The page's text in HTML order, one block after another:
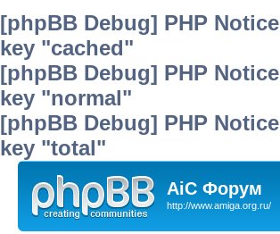
[phpBB Debug] PHP Notice
key "cached"
[phpBB Debug] PHP Notice
key "normal"
[phpBB Debug] PHP Notice
key "total"
AiC Форум
http://www.amiga.org.ru/